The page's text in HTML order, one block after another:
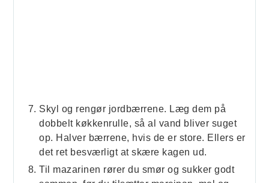
Skyl og rengør jordbærrene. Læg dem på
dobbelt køkkenrulle, så al vand bliver suget
op. Halver bærrene, hvis de er store. Ellers er
det ret besværligt at skære kagen ud.
Til mazarinen rører du smør og sukker godt